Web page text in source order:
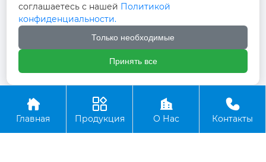
winston-xu@hengdingfan.com
+86-13806434669
 +86 13806434669
Copyright ©ООО Зибо Хенгдин Вентилятор

Главная

Продукция

О Нас

Контакты
соглашаетесь с нашей Политикой
конфиденциальности.
Только необходимые
Принять все